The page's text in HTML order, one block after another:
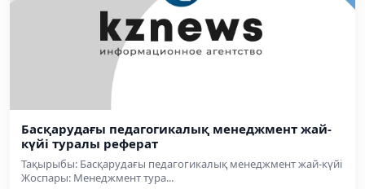
Басқарудағы педагогикалық менеджмент жай-
күйі туралы реферат
Тақырыбы: Басқарудағы педагогикалық менеджмент жай-күйі
Жоспары: Менеджмент тура...